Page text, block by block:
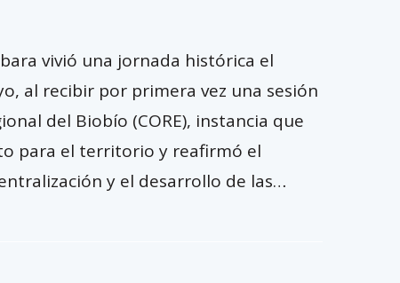
vivió una jornada histórica el
al recibir por primera vez una sesión
del Biobío (CORE), instancia que
para el territorio y reafirmó el
y el desarrollo de las…